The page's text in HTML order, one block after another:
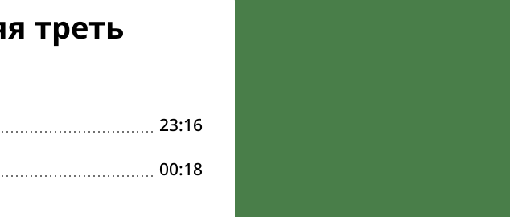
треть
23:16
00:18